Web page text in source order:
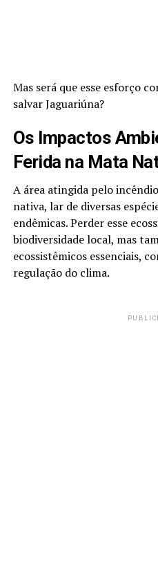
Mas será que esse esforço
salvar Jaguariúna?
Os Impactos
Ferida na Mata
A área atingida pelo
nativa, lar de diversas
endêmicas. Perder esse
biodiversidade local, mas
ecossistêmicos essenciais,
regulação do clima.